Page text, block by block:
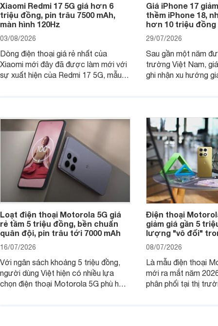
Xiaomi Redmi 17 5G giá hơn 6
triệu đồng, pin trâu 7500 mAh,
màn hình 120Hz
03/08/2026
Dòng điện thoại giá rẻ nhất của
Xiaomi mới đây đã được làm mới với
sự xuất hiện của Redmi 17 5G, mẫu
Giá iPhone 17
thềm iPhone 18,
hơn 10 triệu đồng
29/07/2026
Sau gần một năm
trường Việt Nam,
ghi nhận xu hướng
Loạt điện thoại Motorola 5G giá
rẻ tầm 5 triệu đồng, bền chuẩn
quân đội, pin trâu tới 7000 mAh
16/07/2026
Với ngân sách khoảng 5 triệu đồng,
người dùng Việt hiện có nhiều lựa
chọn điện thoại Motorola 5G phù hợp
Điện thoại
giảm giá gần 5
lượng "vô đối"
08/07/2026
Là mẫu điện thoại
mới ra mắt năm
phân phối tại thị